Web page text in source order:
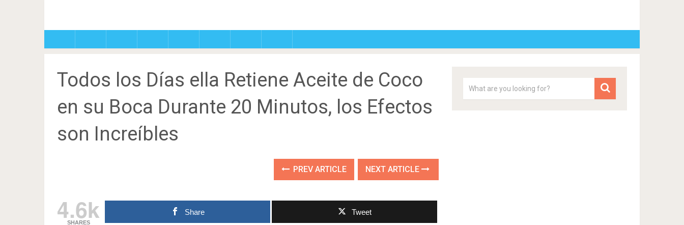
Todos los Días ella Retiene Aceite de Coco
en su Boca Durante 20 Minutos, los Efectos
son Increíbles
PREV ARTICLE NEXT ARTICLE
4.6k
SHARES
Share Tweet